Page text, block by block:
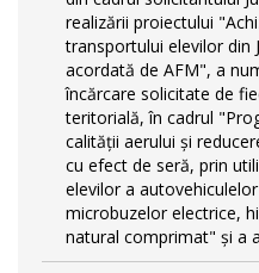
realizării proiectului
transportului elevilor din
acordată de AFM", a
încărcare solicitate de
teritorială, în cadrul
calității aerului și
cu efect de seră, prin
elevilor a
microbuzelor electrice,
natural comprimat" și a